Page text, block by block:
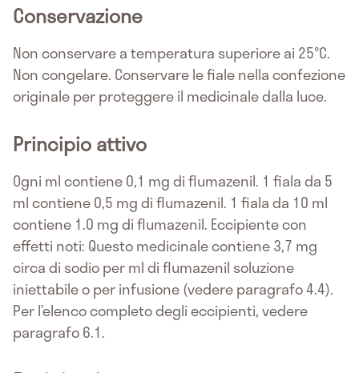
Conservazione
Non conservare a temperatura superiore ai 25°C.
Non congelare. Conservare le fiale nella confezione
originale per proteggere il medicinale dalla luce.
Principio attivo
Ogni ml contiene 0,1 mg di flumazenil. 1 fiala da 5
ml contiene 0,5 mg di flumazenil. 1 fiala da 10 ml
contiene 1.0 mg di flumazenil. Eccipiente con
effetti noti: Questo medicinale contiene 3,7 mg
circa di sodio per ml di flumazenil soluzione
iniettabile o per infusione (vedere paragrafo 4.4).
Per l’elenco completo degli eccipienti, vedere
paragrafo 6.1.